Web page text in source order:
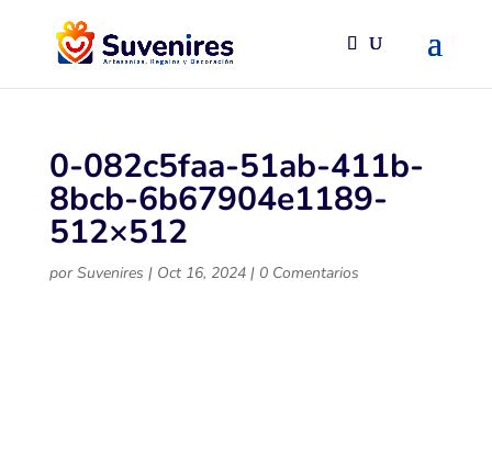
0-082c5faa-51ab-411b-
8bcb-6b67904e1189-
512×512
porSuvenires | Oct 16, 2024| 0 Comentarios